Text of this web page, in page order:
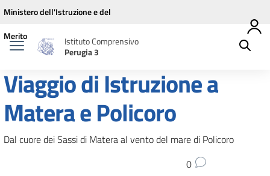
Vai ai contenuti
Vai al menu di navigazione
Vai al footer
Ministero dell'Istruzione e del
Merito
Istituto Comprensivo
Perugia 3
Viaggio di Istruzione a
Matera e Policoro
Dal cuore dei Sassi di Matera al vento del mare di Policoro
0